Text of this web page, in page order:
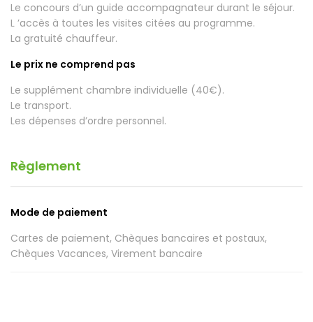
Le concours d’un guide accompagnateur durant le séjour.
L ’accès à toutes les visites citées au programme.
La gratuité chauffeur.
Le prix ne comprend pas
Le supplément chambre individuelle (40€).
Le transport.
Les dépenses d’ordre personnel.
Règlement
Mode de paiement
Cartes de paiement, Chèques bancaires et postaux,
Chèques Vacances, Virement bancaire